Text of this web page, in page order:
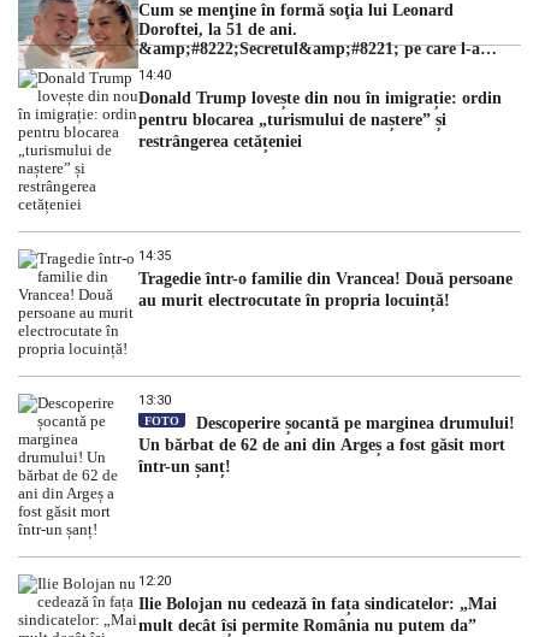
Cum se menţine în formă soţia lui Leonard
Doroftei, la 51 de ani.
&amp;#8222;Secretul&amp;#8221; pe care l-a
dezvăluit
14:40
Donald Trump lovește din nou în imigrație: ordin
pentru blocarea „turismului de naștere” și
restrângerea cetățeniei
14:35
Tragedie într-o familie din Vrancea! Două persoane
au murit electrocutate în propria locuință!
13:30
FOTO
Descoperire șocantă pe marginea drumului!
Un bărbat de 62 de ani din Argeș a fost găsit mort
într-un șanț!
12:20
Ilie Bolojan nu cedează în fața sindicatelor: „Mai
mult decât își permite România nu putem da”